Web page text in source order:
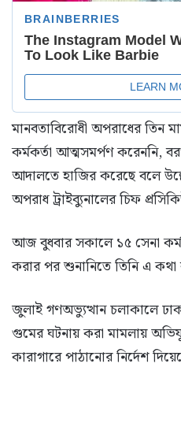
মানবতাবিরোধী অপরাধের তিন
কর্মকর্তা আত্মসমর্পণ করেননি,
আদালতে হাজির করেছে বলে
অপরাধ ট্রাইব্যুনালের চিফ
আজ বুধবার সকালে ১৫ সেনা
করার পর শুনানিতে তিনি এ কথা
জুলাই গণঅভ্যুত্থান চলাকালে
গুমের ঘটনায় করা মামলায়
কারাগারে পাঠানোর নির্দেশ